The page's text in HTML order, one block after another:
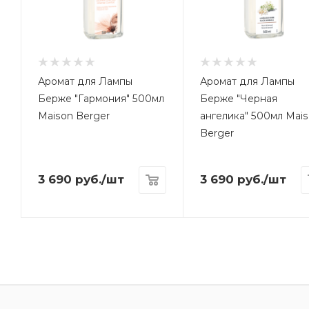
Аромат для Лампы
Берже "Гармония" 500мл
Maison Berger
3 690 руб./шт
Аромат для Лампы
Берже "Черная
ангелика" 500мл
Berger
3 690 руб./шт